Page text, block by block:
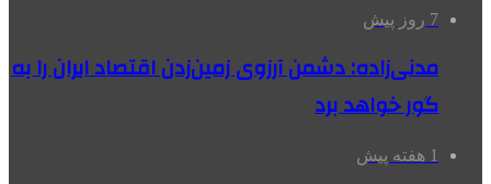
7 روز پیش
مدنی‌زاده: دشمن آرزوی زمین‌زدن اقتصاد ایران را به
گور خواهد برد
1 هفته پیش